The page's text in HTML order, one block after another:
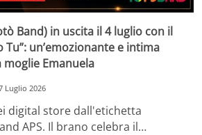
Band) in uscita il 4 luglio con il
Tu”: un’emozionante e intima
moglie Emanuela
Luglio 2026
digital store dall'etichetta
APS. Il brano celebra il…